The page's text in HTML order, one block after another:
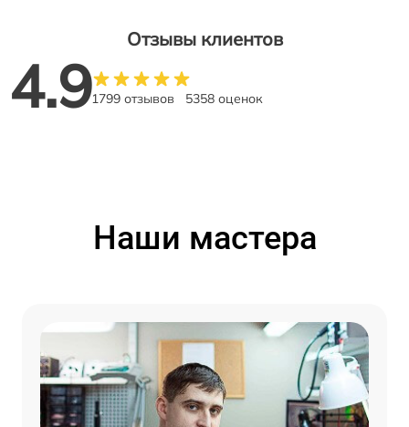
Отзывы клиентов
4.91799 отзывов 5358 оценок
Наши мастера